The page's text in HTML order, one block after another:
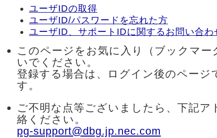
ユーザIDの取得
ユーザID/パスワードを忘れた方
ユーザID、サポートIDに関するお問い合わ
このページをお気に入り（ブックマー
いでください。
登録する場合は、ログイン後のページ
す。
ご不明な点等ございましたら、下記ア
絡ください。
pg-support@dbg.jp.nec.com